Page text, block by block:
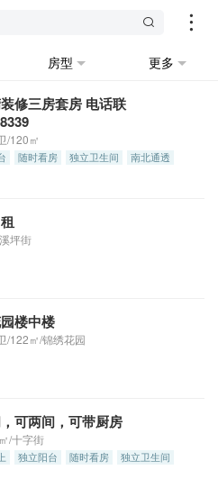
房型 更多
三房套房 电话联
/120㎡
随时看房 独立卫生间
南北通透
坪街
楼中楼
/122㎡/锦绣花园
可两间，可带厨房
/十字街
独立阳台 随时看房
独立卫生间